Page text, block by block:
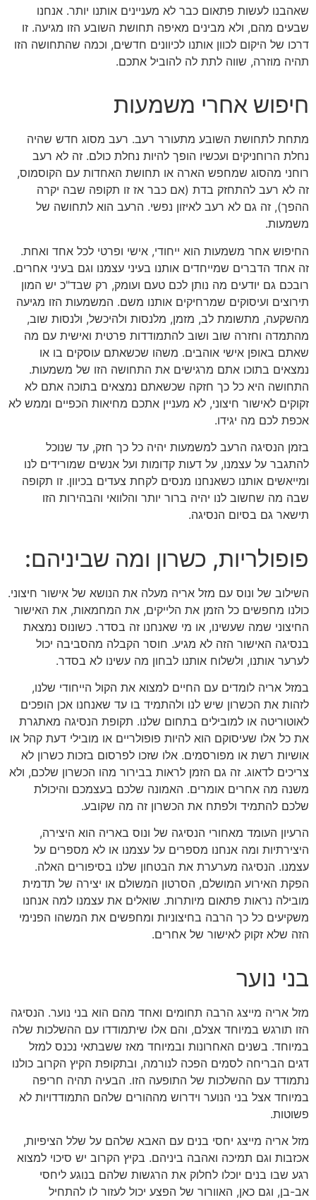
שאהבנו לעשות פתאום כבר לא מעניינים אותנו יותר. אנחנו
שבעים מהם, ולא מבינים מאיפה תחושת השובע הזו מגיעה. זו
דרכו של היקום לכוון אותנו לכיוונים חדשים, וכמה שהתחושה הזו
תהיה מוזרה, שווה לתת לה להוביל אתכם.
חיפוש אחרי משמעות
מתחת לתחושת השובע מתעורר רעב. רעב מסוג חדש שהיה
נחלת הרוחניקים ועכשיו הופך להיות נחלת כולם. זה לא רעב
רוחני מהסוג שמחפש הארה או תחושת האחדות עם הקוסמוס,
זה לא רעב להתחזק בדת (אם כבר אז זו תקופה שבה יקרה
ההפך), זה גם לא רעב לאיזון נפשי. הרעב הוא לתחושה של
משמעות.
החיפוש אחר משמעות הוא ייחודי, אישי ופרטי לכל אחד ואחת.
זה אחד הדברים שמייחדים אותנו בעיני עצמנו וגם בעיני אחרים.
רובכם גם יודעים מה נותן לכם טעם ועומק, רק שבד"כ יש המון
תירוצים ועיסוקים שמרחיקים אותנו משם. המשמעות הזו מגיעה
מהשקעה, מתשומת לב, מזמן, מלנסות ולהיכשל, ולנסות שוב,
מהתמדה וחזרה שוב ושוב להתמודדות פרטית ואישית עם מה
שאתם באופן אישי אוהבים. משהו שכשאתם עוסקים בו או
נמצאים בתוכו אתם מרגישים את התחושה הזו של משמעות.
התחושה היא כל כך חזקה שכשאתם נמצאים בתוכה אתם לא
זקוקים לאישור חיצוני, לא מעניין אתכם מחיאות הכפיים וממש לא
אכפת לכם מה יגידו.
בזמן הנסיגה הרעב למשמעות יהיה כל כך חזק, עד שנוכל
להתגבר על עצמנו, על דעות קדומות ועל אנשים שמורידים לנו
ומייאשים אותנו כשאנחנו מנסים לקחת צעדים בכיוון. זו תקופה
שבה מה שחשוב לנו יהיה ברור יותר והלוואי והבהירות הזו
תישאר גם בסיום הנסיגה.
פופולריות, כשרון ומה שביניהם:
השילוב של ונוס עם מזל אריה מעלה את הנושא של אישור חיצוני.
כולנו מחפשים כל הזמן את הלייקים, את המחמאות, את האישור
החיצוני שמה שעשינו, או מי שאנחנו זה בסדר. כשונוס נמצאת
בנסיגה האישור הזה לא מגיע. חוסר הקבלה מהסביבה יכול
לערער אותנו, ולשלוח אותנו לבחון מה עשינו לא בסדר.
במזל אריה לומדים עם החיים למצוא את הקול הייחודי שלנו,
לזהות את הכשרון שיש לנו ולהתמיד בו עד שאנחנו אכן הופכים
לאוטוריטה או למובילים בתחום שלנו. תקופת הנסיגה מאתגרת
את כל אלו שעיסוקם הוא להיות פופולריים או מובילי דעת קהל או
אושיות רשת או מפורסמים. אלו שזכו לפרסום בזכות כשרון לא
צריכים לדאוג. זה גם הזמן לראות בבירור מהו הכשרון שלכם, ולא
משנה מה אחרים אומרים. האמונה שלכם בעצמכם והיכולת
שלכם להתמיד ולפתח את הכשרון זה מה שקובע.
הרעיון העומד מאחורי הנסיגה של ונוס באריה הוא היצירה,
היצירתיות ומה אנחנו מספרים על עצמנו או לא מספרים על
עצמנו. הנסיגה מערערת את הבטחון שלנו בסיפורים האלה.
הפקת האירוע המושלם, הסרטון המשולם או יצירה של תדמית
מובילה נראות פתאום מיותרות. שואלים את עצמנו למה אנחנו
משקיעים כל כך הרבה בחיצוניות ומחפשים את המשהו הפנימי
הזה שלא זקוק לאישור של אחרים.
בני נוער
מזל אריה מייצג הרבה תחומים ואחד מהם הוא בני נוער. הנסיגה
הזו תורגש במיוחד אצלם, והם אלו שיתמודדו עם ההשלכות שלה
במיוחד. בשנים האחרונות ובמיוחד מאז ששבתאי נכנס למזל
דגים הבריחה לסמים הפכה לנורמה, ובתקופת הקיץ הקרוב כולנו
נתמודד עם ההשלכות של התופעה הזו. הבעיה תהיה חריפה
במיוחד אצל בני הנוער וידרוש מההורים שלהם התמודדויות לא
פשוטות.
מזל אריה מייצג יחסי בנים עם האבא שלהם על שלל הציפיות,
אכזבות וגם תמיכה ואהבה ביניהם. בקיץ הקרוב יש סיכוי למצוא
רגע שבו בנים יוכלו לחלוק את הרגשות שלהם בנוגע ליחסי
אב-בן, וגם כאן, האוורור של הפצע יכול לעזור לו להתחיל